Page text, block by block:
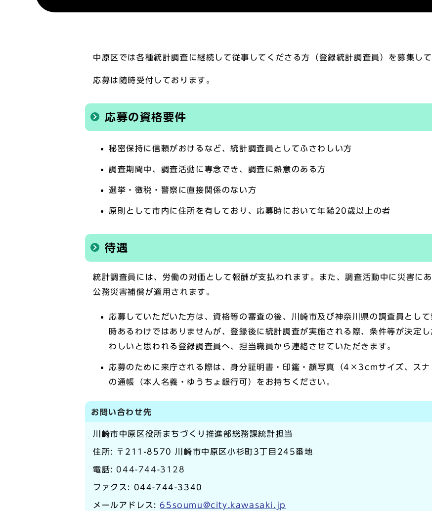
中原区では各種統計調査に継続して従事してくださる方（登録統計調査員）を募集して
応募は随時受付しております。
応募の資格要件
秘密保持に信頼がおけるなど、統計調査員としてふさわしい方
調査期間中、調査活動に専念でき、調査に熱意のある方
選挙・徴税・警察に直接関係のない方
原則として市内に住所を有しており、応募時において年齢20歳以上の者
待遇
統計調査員には、労働の対価として報酬が支払われます。また、調査活動中に災害に
公務災害補償が適用されます。
応募していただいた方は、資格等の審査の後、川崎市及び神奈川県の調査員とし
時あるわけではありませんが、登録後に統計調査が実施される際、条件等が決定
わしいと思われる登録調査員へ、担当職員から連絡させていただきます。
応募のために来庁される際は、身分証明書・印鑑・顔写真（4×3cmサイズ、スナ
の通帳（本人名義・ゆうちょ銀行可）をお持ちください。
お問い合わせ先
川崎市中原区役所まちづくり推進部総務課統計担当
住所: 〒211-8570 川崎市中原区小杉町3丁目245番地
電話: 044-744-3128
ファクス: 044-744-3340
メールアドレス:65soumu@city.kawasaki.jp